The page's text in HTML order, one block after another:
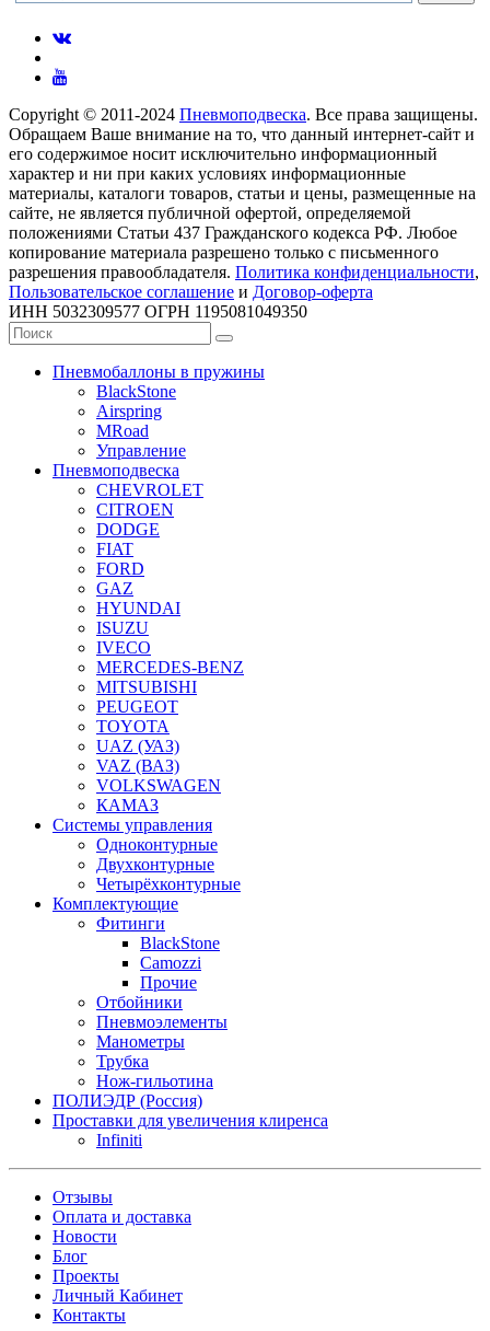
Copyright © 2011-2024 Пневмоподвеска. Все права защищены.
Обращаем Ваше внимание на то, что данный интернет-сайт и
его содержимое носит исключительно информационный
характер и ни при каких условиях информационные
материалы, каталоги товаров, статьи и цены, размещенные на
сайте, не является публичной офертой, определяемой
положениями Статьи 437 Гражданского кодекса РФ. Любое
копирование материала разрешено только с письменного
разрешения правообладателя. Политика конфиденциальности,
Пользовательское соглашение и Договор-оферта
ИНН 5032309577 ОГРН 1195081049350
Пневмобаллоны в пружины
BlackStone
Airspring
MRoad
Управление
Пневмоподвеска
CHEVROLET
CITROEN
DODGE
FIAT
FORD
GAZ
HYUNDAI
ISUZU
IVECO
MERCEDES-BENZ
MITSUBISHI
PEUGEOT
TOYOTA
UAZ (УАЗ)
VAZ (ВАЗ)
VOLKSWAGEN
КАМАЗ
Системы управления
Одноконтурные
Двухконтурные
Четырёхконтурные
Комплектующие
Фитинги
BlackStone
Camozzi
Прочие
Отбойники
Пневмоэлементы
Манометры
Трубка
Нож-гильотина
ПОЛИЭДР (Россия)
Проставки для увеличения клиренса
Infiniti
Отзывы
Оплата и доставка
Новости
Блог
Проекты
Личный Кабинет
Контакты